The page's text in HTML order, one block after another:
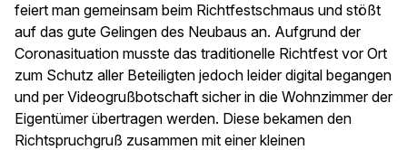
feiert man gemeinsam beim Richtfestschmaus und stößt
auf das gute Gelingen des Neubaus an. Aufgrund der
Coronasituation musste das traditionelle Richtfest vor Ort
zum Schutz aller Beteiligten jedoch leider digital begangen
und per Videogrußbotschaft sicher in die Wohnzimmer der
Eigentümer übertragen werden. Diese bekamen den
Richtspruchgruß zusammen mit einer kleinen